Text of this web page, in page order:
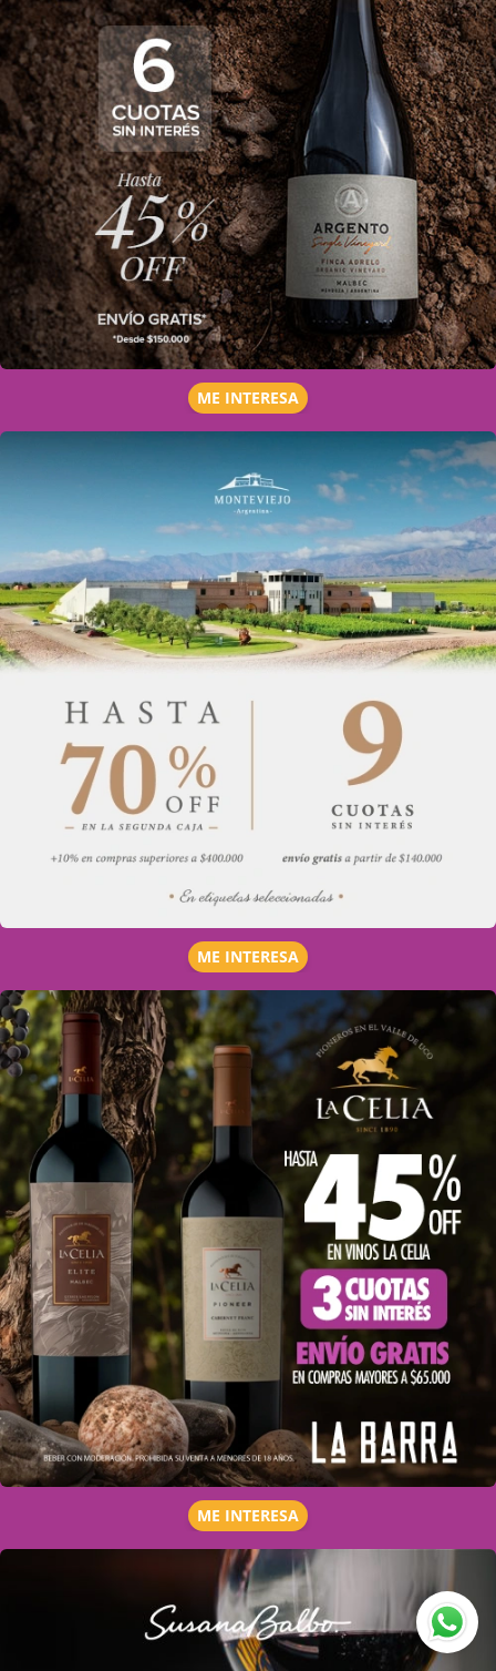
ME INTERESA
ME INTERESA
ME INTERESA